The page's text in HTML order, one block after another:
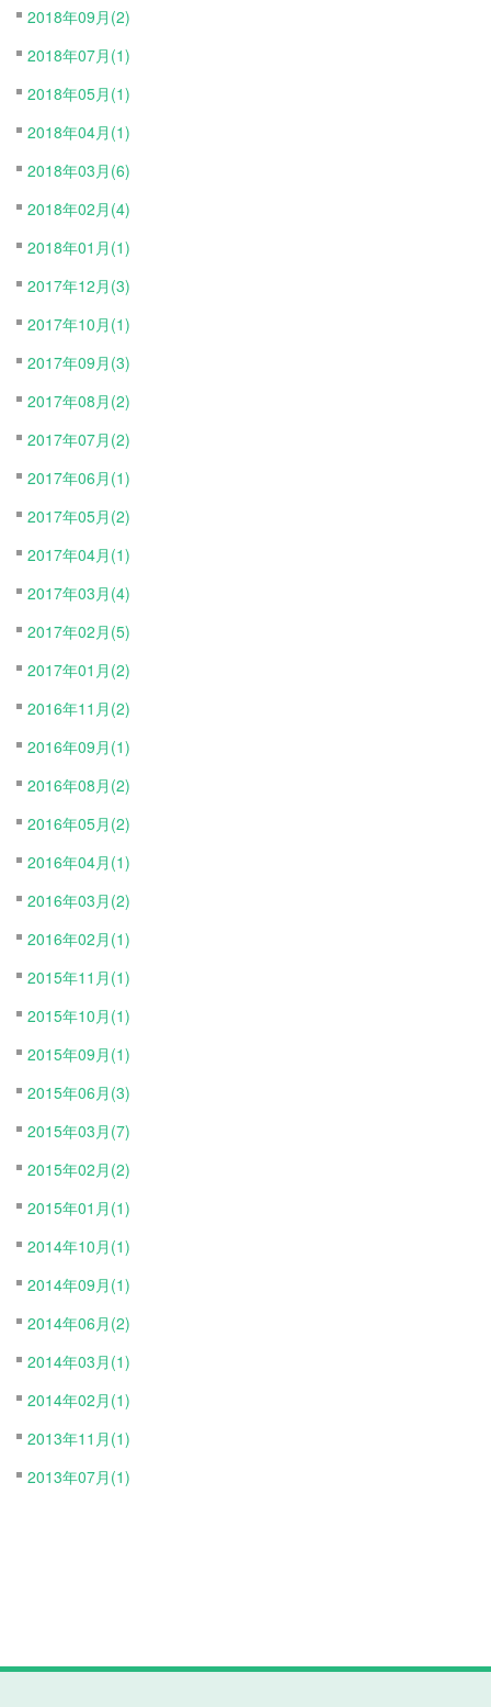
2018年09月(2)
2018年07月(1)
2018年05月(1)
2018年04月(1)
2018年03月(6)
2018年02月(4)
2018年01月(1)
2017年12月(3)
2017年10月(1)
2017年09月(3)
2017年08月(2)
2017年07月(2)
2017年06月(1)
2017年05月(2)
2017年04月(1)
2017年03月(4)
2017年02月(5)
2017年01月(2)
2016年11月(2)
2016年09月(1)
2016年08月(2)
2016年05月(2)
2016年04月(1)
2016年03月(2)
2016年02月(1)
2015年11月(1)
2015年10月(1)
2015年09月(1)
2015年06月(3)
2015年03月(7)
2015年02月(2)
2015年01月(1)
2014年10月(1)
2014年09月(1)
2014年06月(2)
2014年03月(1)
2014年02月(1)
2013年11月(1)
2013年07月(1)